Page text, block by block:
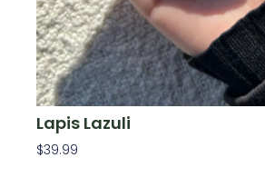
Lapis Lazuli
$39.99